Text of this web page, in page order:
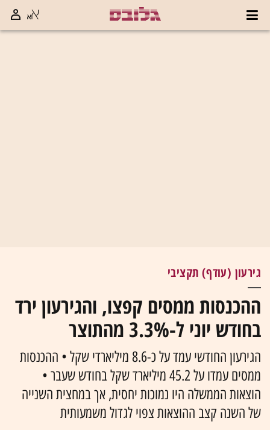
גירעון (עודף) תקציבי
ההכנסות ממסים קפצו, והגירעון ירד
בחודש יוני ל-3.3% מהתוצר
הגירעון החודשי עמד על כ-8.6 מיליארדי שקל • ההכנסות
ממסים עמדו על 45.2 מיליארד שקל בחודש שעבר •
הוצאות הממשלה היו נמוכות יחסית, אך במחצית השנייה
של השנה קצב ההוצאות צפוי לגדול משמעותית